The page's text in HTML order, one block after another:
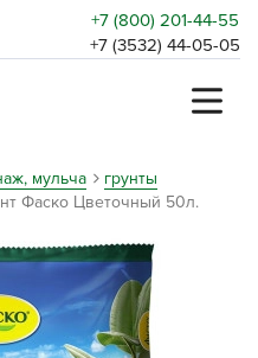
+7 (800) 201-44-55
+7 (3532) 44-05-05
мульча
грунты
Фаско Цветочный 50л.